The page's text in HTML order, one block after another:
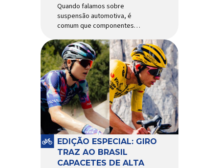
Quando falamos sobre
suspensão automotiva, é
comum que componentes
recebam mais atenção. Porém,
existe uma peça relativamente
pequena que desempenha um
papel fundamental na
segurança e no
comportamento do veículo: o
pivô de suspensão.
Responsável por conectar
diferentes componentes do
sistema e permitir os
movimentos necessários
durante a condução, o pivô […]
EDIÇÃO ESPECIAL: GIRO
TRAZ AO BRASIL
CAPACETES DE ALTA